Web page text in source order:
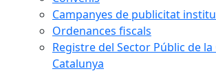
Campanyes de publicitat
Ordenances fiscals
Registre del Sector Públic de
Catalunya